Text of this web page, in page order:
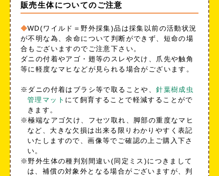
販売生体についてのご注意
WD(ワイルド＝野外採集)品は採集以前の活動状況
が不明な為、余命について判断ができず、短命の場
合もございますのでご注意下さい。
ダニの付着やアゴ・翅等のスレや欠け、爪先や触角
等に軽度なマヒなどが見られる場合がございます。
※ダニの付着はブラシ等で取ることや、針葉樹成虫
管理マット にて飼育することで軽減することがで
きます。
※極端なアゴ欠け、フセツ取れ、脚部の重度なマヒ
など、大きな欠損は出来る限りわかりやすく表記
いたしますので、画像等でご確認の上ご購入下さ
い。
※野外生体の種判別間違い(同定ミス)につきまして
は、補償の対象外となる場合がございますが、判